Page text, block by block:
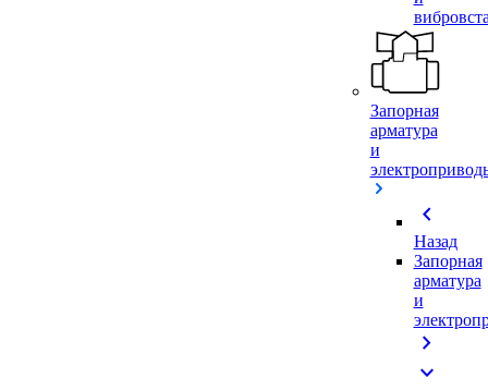
Запорная
арматура
и
chevron_left
Назад
Запорная
арматура
и
chevron_right
expand_more